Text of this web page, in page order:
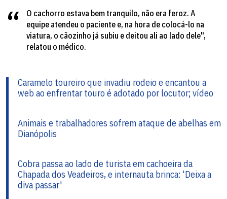
O cachorro estava bem tranquilo, não era feroz. A
equipe atendeu o paciente e, na hora de colocá-lo na
viatura, o cãozinho já subiu e deitou ali ao lado dele",
relatou o médico.
Caramelo toureiro que invadiu rodeio e encantou a
web ao enfrentar touro é adotado por locutor; vídeo
Animais e trabalhadores sofrem ataque de abelhas em
Dianópolis
Cobra passa ao lado de turista em cachoeira da
Chapada dos Veadeiros, e internauta brinca: 'Deixa a
diva passar'